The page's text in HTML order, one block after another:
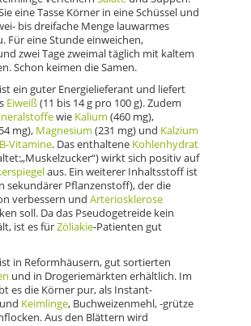
eine Tasse Körner in eine Schüssel und
bis dreifache Menge lauwarmes
Für eine Stunde einweichen,
zwei Tage zweimal täglich mit kaltem
Schon keimen die Samen.
ein guter Energielieferant und liefert
Eiweiß(11 bis 14 g pro 100 g). Zudem
wie Kalium (460 mg),
mg), Magnesium (231 mg) und Kalzium
B-Vitamine. Das enthaltene Kohlenhydrat
wirkt sich positiv auf
aus. Ein weiterer Inhaltsstoff ist
sekundärer Pflanzenstoff), der die
verbessern und Arteriosklerose
soll. Da das Pseudogetreide kein
ist es fürZöliakie-Patienten gut
in Reformhäusern, gut sortierten
und in Drogeriemärkten erhältlich. Im
es die Körner pur, als Instant-
Keimlinge, Buchweizenmehl, -grütze
Aus den Blättern wird